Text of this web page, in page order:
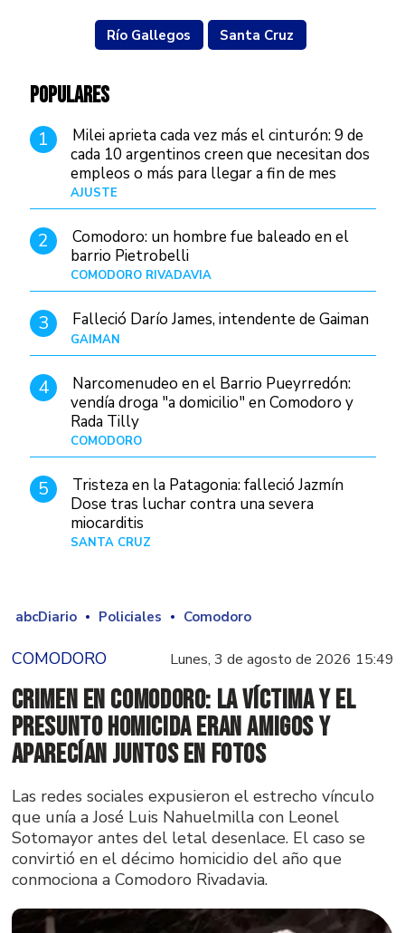
Río Gallegos Santa Cruz
POPULARES
1
Milei aprieta cada vez más el cinturón: 9 de
cada 10 argentinos creen que necesitan dos
empleos o más para llegar a fin de mes
AJUSTE
2
Comodoro: un hombre fue baleado en el
barrio Pietrobelli
COMODORO RIVADAVIA
3 Falleció Darío James, intendente de Gaiman
GAIMAN
4
Narcomenudeo en el Barrio Pueyrredón:
vendía droga "a domicilio" en Comodoro y
Rada Tilly
COMODORO
5
Tristeza en la Patagonia: falleció Jazmín
Dose tras luchar contra una severa
miocarditis
SANTA CRUZ
abcDiario Policiales Comodoro
COMODORO Lunes, 3 de agosto de 2026 15:49
Crimen en Comodoro: la víctima y el
presunto homicida eran amigos y
aparecían juntos en fotos
Las redes sociales expusieron el estrecho vínculo
que unía a José Luis Nahuelmilla con Leonel
Sotomayor antes del letal desenlace. El caso se
convirtió en el décimo homicidio del año que
conmociona a Comodoro Rivadavia.